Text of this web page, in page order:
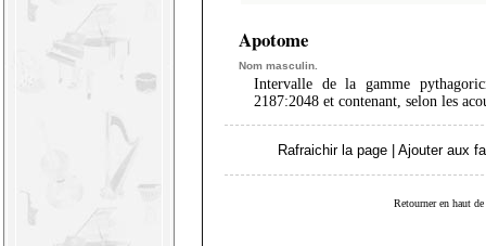
Apotome
Nom masculin.
Intervalle de la gamme
2187:2048 et contenant, selon les
Rafraichir la page Ajouter aux
Retourner en haut de